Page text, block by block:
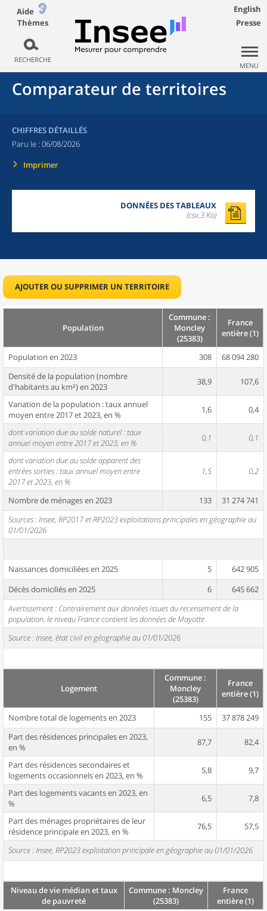
Aide
Thèmes
RECHERCHE
English
Presse
MENU
Comparateur de territoires
CHIFFRES DÉTAILLÉS
Paru le : 06/08/2026
Imprimer
DONNÉES DES TABLEAUX
(csv,3 Ko)
AJOUTER OU SUPPRIMER UN TERRITOIRE
Population
Commune :
Moncley
(25383)
France
entière (1)
Population en 2023 308
68 094 280
Densité de la population (nombre
d'habitants au km²) en 2023
38,9 107,6
Variation de la population : taux annuel
moyen entre 2017 et 2023, en %
1,6 0,4
dont variation due au solde naturel : taux
annuel moyen entre 2017 et 2023, en %
0,1 0,1
dont variation due au solde apparent des
entrées sorties : taux annuel moyen entre
2017 et 2023, en %
1,5 0,2
Nombre de ménages en 2023 133
31 274 741
Sources : Insee, RP2017 et RP2023 exploitations principales en géographie au
01/01/2026
Naissances domiciliées en 2025 5
642 905
Décès domiciliés en 2025
6
645 662
Avertissement : Contrairement aux données issues du recensement de la
population, le niveau France contient les données de Mayotte.
Source : Insee, état civil en géographie au 01/01/2026
Logement
Commune :
Moncley
(25383)
France
entière (1)
Nombre total de logements en 2023 155
37 878 249
Part des résidences principales en 2023,
en %
87,7 82,4
Part des résidences secondaires et
logements occasionnels en 2023, en %
5,8 9,7
Part des logements vacants en 2023, en
%
6,5 7,8
Part des ménages propriétaires de leur
résidence principale en 2023, en %
76,5 57,5
Source : Insee, RP2023 exploitation principale en géographie au 01/01/2026
Niveau de vie médian et taux
de pauvreté
Commune : Moncley
(25383)
France
entière (1)